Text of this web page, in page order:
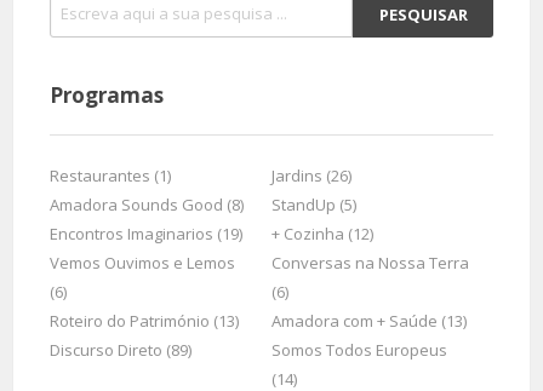
Programas
Restaurantes (1)
Jardins (26)
Amadora Sounds Good (8)
StandUp (5)
Encontros Imaginarios (19)
+ Cozinha (12)
Vemos Ouvimos e Lemos
(6)
Conversas na Nossa Terra
(6)
Roteiro do Património (13)
Amadora com + Saúde (13)
Discurso Direto (89)
Somos Todos Europeus
(14)